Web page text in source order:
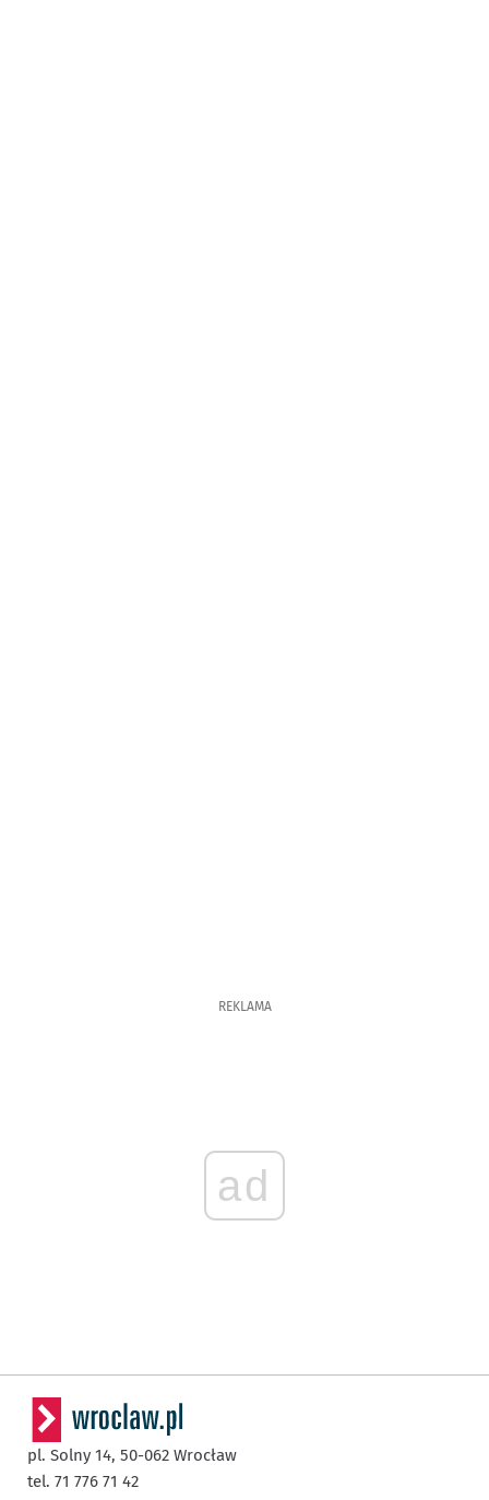
REKLAMA
ad
pl. Solny 14, 50-062 Wrocław
tel. 71 776 71 42